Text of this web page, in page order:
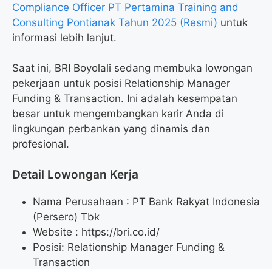
Compliance Officer PT Pertamina Training and
Consulting Pontianak Tahun 2025 (Resmi) untuk
informasi lebih lanjut.
Saat ini, BRI Boyolali sedang membuka lowongan
pekerjaan untuk posisi Relationship Manager
Funding & Transaction. Ini adalah kesempatan
besar untuk mengembangkan karir Anda di
lingkungan perbankan yang dinamis dan
profesional.
Detail Lowongan Kerja
Nama Perusahaan : PT Bank Rakyat Indonesia
(Persero) Tbk
Website : https://bri.co.id/
Posisi: Relationship Manager Funding &
Transaction